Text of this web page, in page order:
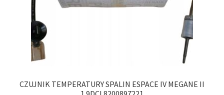
CZUJNIK TEMPERATURY SPALIN ESPACE IV MEGANE II